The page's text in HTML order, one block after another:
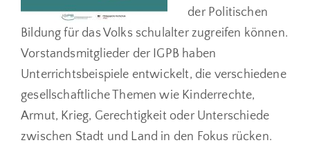
der Politischen
Bildung für das Volks­ schulalter zugreifen können.
Vorstandsmitglieder der IGPB haben
Unterrichtsbeispiele entwickelt, die verschiedene
gesellschaftliche Themen wie Kinderrechte,
Armut, Krieg, Gerechtigkeit oder Unterschiede
zwischen Stadt und Land in den Fokus rücken.